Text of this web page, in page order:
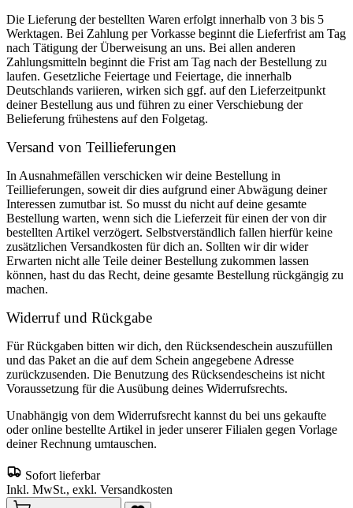
Die Lieferung der bestellten Waren erfolgt innerhalb von 3 bis 5
Werktagen. Bei Zahlung per Vorkasse beginnt die Lieferfrist am Tag
nach Tätigung der Überweisung an uns. Bei allen anderen
Zahlungsmitteln beginnt die Frist am Tag nach der Bestellung zu
laufen. Gesetzliche Feiertage und Feiertage, die innerhalb
Deutschlands variieren, wirken sich ggf. auf den Lieferzeitpunkt
deiner Bestellung aus und führen zu einer Verschiebung der
Belieferung frühestens auf den Folgetag.
Versand von Teillieferungen
In Ausnahmefällen verschicken wir deine Bestellung in
Teillieferungen, soweit dir dies aufgrund einer Abwägung deiner
Interessen zumutbar ist. So musst du nicht auf deine gesamte
Bestellung warten, wenn sich die Lieferzeit für einen der von dir
bestellten Artikel verzögert. Selbstverständlich fallen hierfür keine
zusätzlichen Versandkosten für dich an. Sollten wir dir wider
Erwarten nicht alle Teile deiner Bestellung zukommen lassen
können, hast du das Recht, deine gesamte Bestellung rückgängig zu
machen.
Widerruf und Rückgabe
Für Rückgaben bitten wir dich, den Rücksendeschein auszufüllen
und das Paket an die auf dem Schein angegebene Adresse
zurückzusenden. Die Benutzung des Rücksendescheins ist nicht
Voraussetzung für die Ausübung deines Widerrufsrechts.
Unabhängig von dem Widerrufsrecht kannst du bei uns gekaufte
oder online bestellte Artikel in jeder unserer Filialen gegen Vorlage
deiner Rechnung umtauschen.
Sofort lieferbar
Inkl. MwSt., exkl. Versandkosten